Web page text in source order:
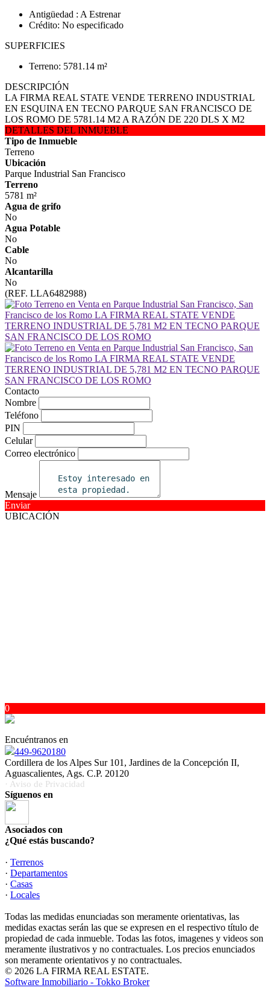
Antigüedad : A Estrenar
Crédito: No especificado
SUPERFICIES
Terreno: 5781.14 m²
DESCRIPCIÓN
LA FIRMA REAL STATE VENDE TERRENO INDUSTRIAL
EN ESQUINA EN TECNO PARQUE SAN FRANCISCO DE
LOS ROMO DE 5781.14 M2 A RAZÓN DE 220 DLS X M2
DETALLES DEL INMUEBLE
Tipo de Inmueble
Terreno
Ubicación
Parque Industrial San Francisco
Terreno
5781 m²
Agua de grifo
No
Agua Potable
No
Cable
No
Alcantarilla
No
(REF. LLA6482988)
Contacto
Nombre
Teléfono
PIN
Celular
Correo electrónico
Mensaje
Enviar
UBICACIÓN
0
Encuéntranos en
449-9620180
Cordillera de los Alpes Sur 101, Jardines de la Concepción II,
Aguascalientes, Ags. C.P. 20120
· Aviso de Privacidad
Síguenos en
Asociados con
¿Qué estás buscando?
· Terrenos
· Departamentos
· Casas
· Locales
Todas las medidas enunciadas son meramente orientativas, las
medidas exactas serán las que se expresen en el respectivo título de
propiedad de cada inmueble. Todas las fotos, imagenes y videos son
meramente ilustrativos y no contractuales. Los precios enunciados
son meramente orientativos y no contractuales.
© 2026 LA FIRMA REAL ESTATE.
Software Inmobiliario - Tokko Broker